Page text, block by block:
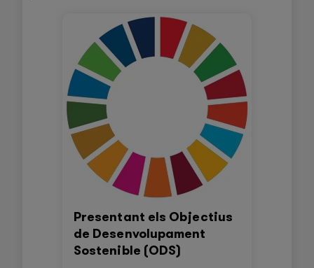
Presentant els Objectius
de Desenvolupament
Sostenible (ODS)